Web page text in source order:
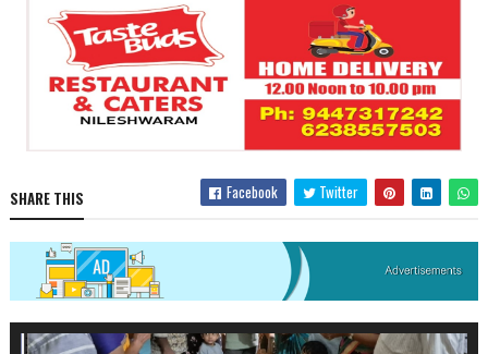
SHARE THIS Facebook Twitter